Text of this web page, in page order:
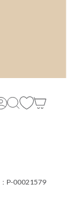
P-00021579